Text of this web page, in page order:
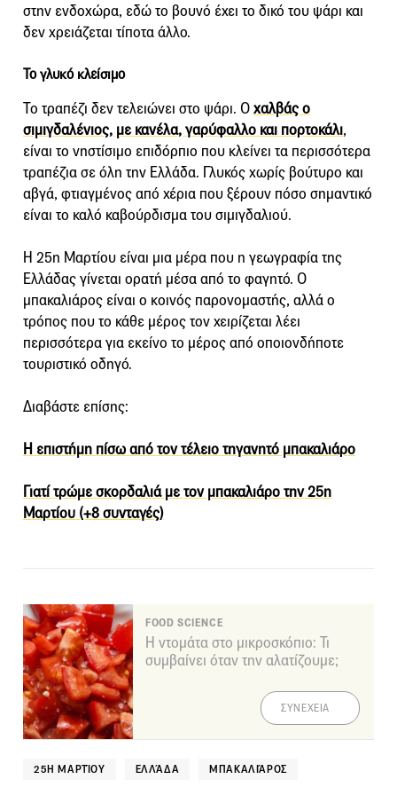
στην ενδοχώρα, εδώ το βουνό έχει το δικό του ψάρι και
δεν χρειάζεται τίποτα άλλο.
Το γλυκό κλείσιμο
Το τραπέζι δεν τελειώνει στο ψάρι. Οχαλβάς ο
σιμιγδαλένιος, με κανέλα, γαρύφαλλο και πορτοκάλι,
είναι το νηστίσιμο επιδόρπιο που κλείνει τα περισσότερα
τραπέζια σε όλη την Ελλάδα. Γλυκός χωρίς βούτυρο και
αβγά, φτιαγμένος από χέρια που ξέρουν πόσο σημαντικό
είναι το καλό καβούρδισμα του σιμιγδαλιού.
Η 25η Μαρτίου είναι μια μέρα που η γεωγραφία της
Ελλάδας γίνεται ορατή μέσα από το φαγητό. Ο
μπακαλιάρος είναι ο κοινός παρονομαστής, αλλά ο
τρόπος που το κάθε μέρος τον χειρίζεται λέει
περισσότερα για εκείνο το μέρος από οποιονδήποτε
τουριστικό οδηγό.
Διαβάστε επίσης:
Η επιστήμη πίσω από τον τέλειο τηγανητό μπακαλιάρο
Γιατί τρώμε σκορδαλιά με τον μπακαλιάρο την 25η
Μαρτίου (+8 συνταγές)
FOOD SCIENCE
Η ντομάτα στο μικροσκόπιο: Τι
συμβαίνει όταν την αλατίζουμε;
ΣΥΝΕΧΕΙΑ
25Η ΜΑΡΤΊΟΥ ΕΛΛΆΔΑ ΜΠΑΚΑΛΙΆΡΟΣ